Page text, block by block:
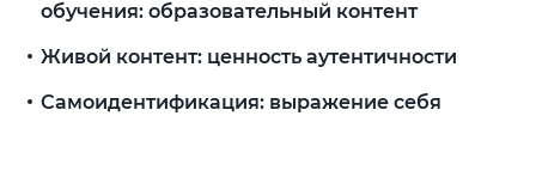
обучения: образовательный контент
Живой контент: ценность аутентичности
Самоидентификация: выражение себя